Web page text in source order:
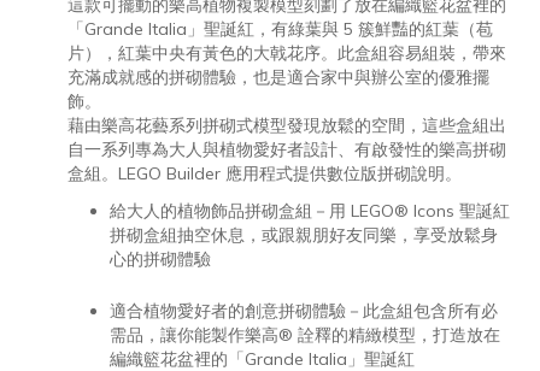
「Grande Italia」聖誕紅，有綠葉與 5 簇鮮豔的紅葉（苞
片），紅葉中央有黃色的大戟花序。此盒組容易組裝，帶來
充滿成就感的拼砌體驗，也是適合家中與辦公室的優雅擺
飾。
藉由樂高花藝系列拼砌式模型發現放鬆的空間，這些盒組出
自一系列專為大人與植物愛好者設計、有啟發性的樂高拼砌
盒組。LEGO Builder 應用程式提供數位版拼砌說明。
給大人的植物飾品拼砌盒組－用 LEGO® Icons 聖誕紅
拼砌盒組抽空休息，或跟親朋好友同樂，享受放鬆身
心的拼砌體驗
適合植物愛好者的創意拼砌體驗－此盒組包含所有必
需品，讓你能製作樂高® 詮釋的精緻模型，打造放在
編織籃花盆裡的「Grande Italia」聖誕紅